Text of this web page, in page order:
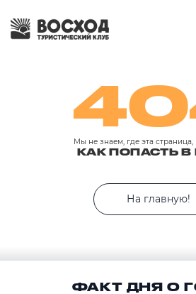
Мы не знаем, где эта
КАК ПОПАСТЬ В
На главную!
ФАКТ ДНЯ О